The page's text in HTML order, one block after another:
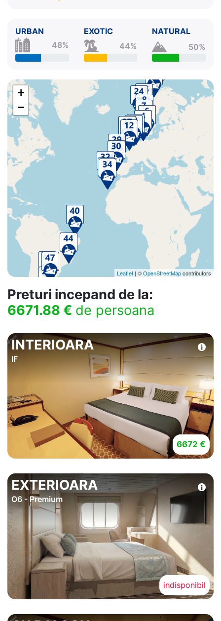
URBAN
48%
EXOTIC
44%
NATURAL
50%
+
−
Leaflet | ©OpenStreetMapcontributors
Preturi incepand de la:
6671.88 € de persoana
INTERIOARA
IF
6672 €
EXTERIOARA
O6 - Premium
indisponibil